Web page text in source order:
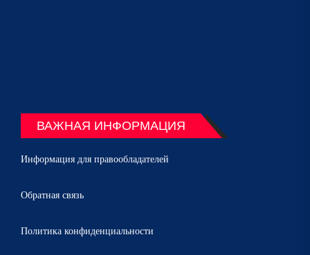
ВАЖНАЯ ИНФОРМАЦИЯ
Информация для правообладателей
Обратная связь
Политика конфиденциальности